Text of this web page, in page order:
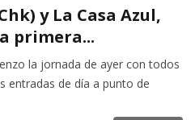
y La Casa Azul,
primera...
la jornada de ayer con todos
entradas de día a punto de